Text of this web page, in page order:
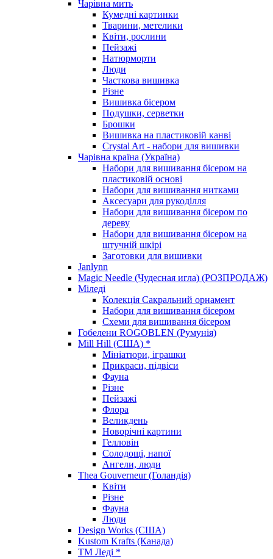
Чарiвна мить
Кумедні картинки
Тварини, метелики
Квіти, рослини
Пейзажі
Натюрморти
Люди
Часткова вишивка
Різне
Вишивка бісером
Подушки, серветки
Брошки
Вишивка на пластиковій канві
Crystal Art - набори для вишивки
Чарівна країна (Україна)
Набори для вишивання бісером на
пластиковій основі
Набори для вишивання нитками
Аксесуари для рукоділля
Набори для вишивання бісером по
дереву
Набори для вишивання бісером на
штучній шкірі
Заготовки для вишивки
Janlynn
Magic Needle (Чудесная игла) (РОЗПРОДАЖ)
Міледі
Колекція Сакральний орнамент
Набори для вишивання бісером
Схеми для вишивання бісером
Гобелени ROGOBLEN (Румунія)
Mill Hill (США) *
Мініатюри, іграшки
Прикраси, підвіси
Фауна
Різне
Пейзажі
Флора
Великдень
Новорічні картини
Гелловін
Солодощі, напої
Ангели, люди
Thea Gouverneur (Голандія)
Квіти
Різне
Фауна
Люди
Design Works (США)
Kustom Krafts (Канада)
ТМ Леді *